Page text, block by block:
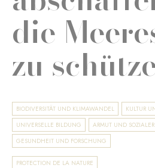
die
zu
BIODIVERSITÄT UND KLIMAWANDEL
KULTUR
UNIVERSELLE BILDUNG
ARMUT UND
GESUNDHEIT UND FORSCHUNG
PROTECTION DE LA NATURE